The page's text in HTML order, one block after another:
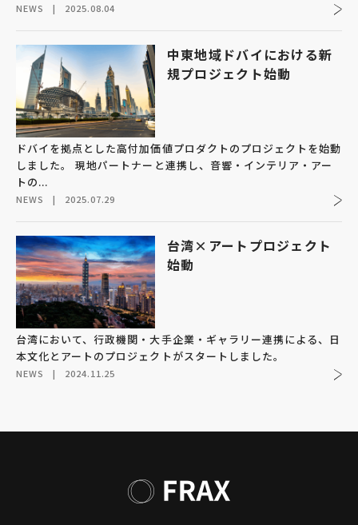
NEWS | 2025.08.04
中東地域ドバイにおける新
規プロジェクト始動
ドバイを拠点とした高付加価値プロダクトのプロジェクトを始動
しました。 現地パートナーと連携し、音響・インテリア・アー
トの...
NEWS | 2025.07.29
台湾×アートプロジェクト
始動
台湾において、行政機関・大手企業・ギャラリー連携による、日
本文化とアートのプロジェクトがスタートしました。
NEWS | 2024.11.25